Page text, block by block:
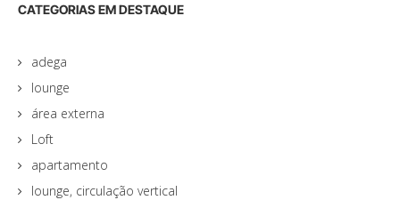
CATEGORIAS EM DESTAQUE
adega
lounge
área externa
Loft
apartamento
lounge, circulação vertical